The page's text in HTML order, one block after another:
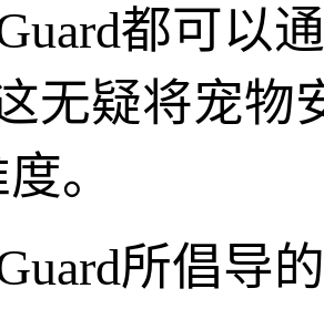
都可以
无疑将宠物
。
所倡导